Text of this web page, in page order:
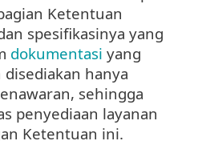
Ketentuan
spesifikasinya yang
dokumentasi yang
hanya
sehingga
penyediaan layanan
Ketentuan ini.